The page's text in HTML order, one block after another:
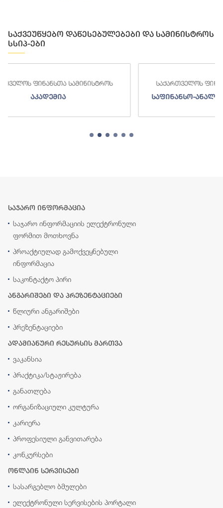
საქვეუწყებო დაწესებულებები და სამინისტროს
სსიპ-ები
საქართველოს ფინანსთა სამინისტროს
საფინანსო-ანალიტიკური სამსახური
საჯარო ინფორმაცია
საჯარო ინფორმაციის ელექტრონული
ფორმით მოთხოვნა
პროაქტიულად გამოქვეყნებული
ინფორმაცია
საკონტაქტო პირი
ანგარიშები და პრეზენტაციები
წლიური ანგარიშები
პრეზენტაციები
ადამიანური რესურსის მართვა
ვაკანსია
პრაქტიკა/სტაჟირება
განათლება
ორგანიზაციული კულტურა
კარიერა
პროფესიული განვითარება
კონკურსები
ონლაინ სერვისები
სასარგებლო ბმულები
ელექტრონული სერვისების პორტალი